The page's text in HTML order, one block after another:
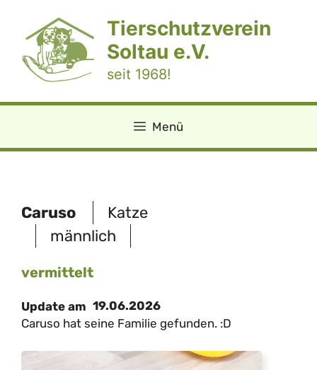
springen
Tierschutzverein
Soltau e.V.
seit 1968!
Menü
Caruso
Katze
männlich
vermittelt
Update am 19.06.2026
Caruso hat seine Familie gefunden. :D